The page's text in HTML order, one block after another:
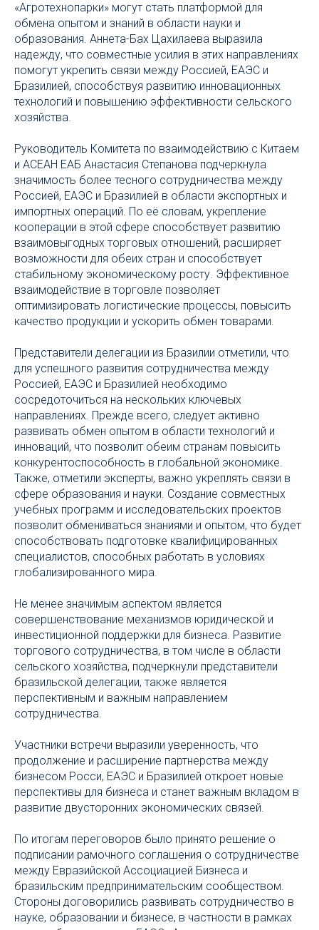
«Агротехнопарки» могут стать платформой для
обмена опытом и знаний в области науки и
образования. Аннета-Бах Цахилаева выразила
надежду, что совместные усилия в этих направлениях
помогут укрепить связи между Россией, ЕАЭС и
Бразилией, способствуя развитию инновационных
технологий и повышению эффективности сельского
хозяйства.
Руководитель Комитета по взаимодействию с Китаем
и АСЕАН ЕАБ Анастасия Степанова подчеркнула
значимость более тесного сотрудничества между
Россией, ЕАЭС и Бразилией в области экспортных и
импортных операций. По её словам, укрепление
кооперации в этой сфере способствует развитию
взаимовыгодных торговых отношений, расширяет
возможности для обеих стран и способствует
стабильному экономическому росту. Эффективное
взаимодействие в торговле позволяет
оптимизировать логистические процессы, повысить
качество продукции и ускорить обмен товарами.
Представители делегации из Бразилии отметили, что
для успешного развития сотрудничества между
Россией, ЕАЭС и Бразилией необходимо
сосредоточиться на нескольких ключевых
направлениях. Прежде всего, следует активно
развивать обмен опытом в области технологий и
инноваций, что позволит обеим странам повысить
конкурентоспособность в глобальной экономике.
Также, отметили эксперты, важно укреплять связи в
сфере образования и науки. Создание совместных
учебных программ и исследовательских проектов
позволит обмениваться знаниями и опытом, что будет
способствовать подготовке квалифицированных
специалистов, способных работать в условиях
глобализированного мира.
Не менее значимым аспектом является
совершенствование механизмов юридической и
инвестиционной поддержки для бизнеса. Развитие
торгового сотрудничества, в том числе в области
сельского хозяйства, подчеркнули представители
бразильской делегации, также является
перспективным и важным направлением
сотрудничества.
Участники встречи выразили уверенность, что
продолжение и расширение партнерства между
бизнесом Росси, ЕАЭС и Бразилией откроет новые
перспективы для бизнеса и станет важным вкладом в
развитие двусторонних экономических связей.
По итогам переговоров было принято решение о
подписании рамочного соглашения о сотрудничестве
между Евразийской Ассоциацией Бизнеса и
бразильским предпринимательским сообществом.
Стороны договорились развивать сотрудничество в
науке, образовании и бизнесе, в частности в рамках